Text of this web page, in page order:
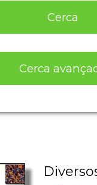
Cerca
Cerca